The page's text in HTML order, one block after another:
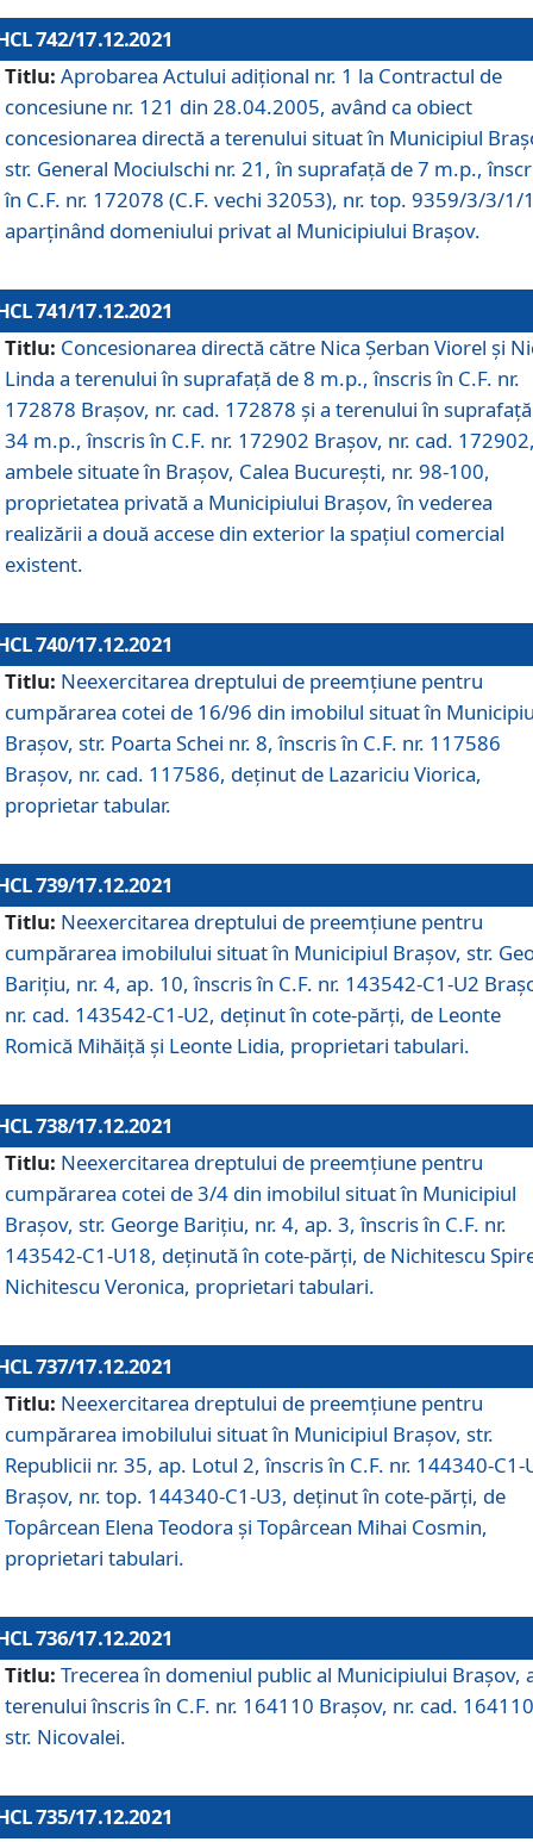
742/17.12.2021
Titlu: Aprobarea Actului adiţional nr. 1 la Contractul de
concesiune nr. 121 din 28.04.2005, având ca obiect
concesionarea directă a terenului situat în Municipiul
str. General Mociulschi nr. 21, în suprafață de 7 m.p.,
în C.F. nr. 172078 (C.F. vechi 32053), nr. top. 9359/3/3/1/
aparținând domeniului privat al Municipiului Brașov.
741/17.12.2021
Titlu: Concesionarea directă către Nica Șerban Viorel și
Linda a terenului în suprafață de 8 m.p., înscris în C.F. nr.
172878 Brașov, nr. cad. 172878 și a terenului în
34 m.p., înscris în C.F. nr. 172902 Brașov, nr. cad.
ambele situate în Brașov, Calea București, nr. 98-100,
proprietatea privată a Municipiului Brașov, în vederea
realizării a două accese din exterior la spațiul comercial
existent.
740/17.12.2021
Titlu: Neexercitarea dreptului de preemţiune pentru
cumpărarea cotei de 16/96 din imobilul situat în
Braşov, str. Poarta Schei nr. 8, înscris în C.F. nr. 117586
Brașov, nr. cad. 117586, deținut de Lazariciu Viorica,
proprietar tabular.
739/17.12.2021
Titlu: Neexercitarea dreptului de preemţiune pentru
cumpărarea imobilului situat în Municipiul Braşov, str.
Barițiu, nr. 4, ap. 10, înscris în C.F. nr. 143542-C1-U2
nr. cad. 143542-C1-U2, deținut în cote-părți, de Leonte
Romică Mihăiță și Leonte Lidia, proprietari tabulari.
738/17.12.2021
Titlu: Neexercitarea dreptului de preemţiune pentru
cumpărarea cotei de 3/4 din imobilul situat în Municipiul
Braşov, str. George Barițiu, nr. 4, ap. 3, înscris în C.F. nr.
143542-C1-U18, deținută în cote-părți, de Nichitescu
Nichitescu Veronica, proprietari tabulari.
737/17.12.2021
Titlu: Neexercitarea dreptului de preemţiune pentru
cumpărarea imobilului situat în Municipiul Braşov, str.
Republicii nr. 35, ap. Lotul 2, înscris în C.F. nr. 144340-C1-
Brașov, nr. top. 144340-C1-U3, deținut în cote-părți, de
Topârcean Elena Teodora și Topârcean Mihai Cosmin,
proprietari tabulari.
736/17.12.2021
Titlu: Trecerea în domeniul public al Municipiului Braşov,
terenului înscris în C.F. nr. 164110 Brașov, nr. cad.
str. Nicovalei.
735/17.12.2021